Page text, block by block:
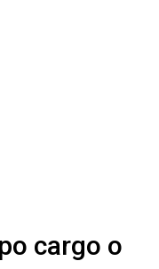
cargo o